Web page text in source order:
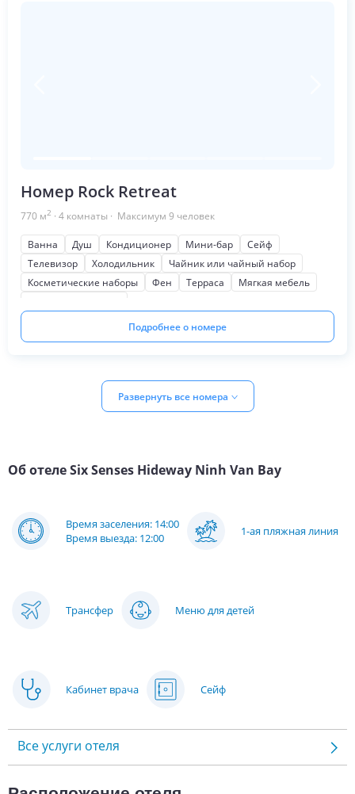
Номер Rock Retreat
770 м2 · 4 комнаты · Максимум 9 человек
Ванна Душ Кондиционер Мини-бар
Сейф
Телевизор
Холодильник
Чайник или чайный набор
Косметические наборы
Фен Терраса
Мягкая мебель
Подробнее о номере
Развернуть все номера
Об отелеSix Senses Hideway Ninh Van Bay
Время заселения: 14:00
Время выезда: 12:00
1-ая пляжная линия
Трансфер Меню для детей
Кабинет врача Сейф
Все услуги отеля